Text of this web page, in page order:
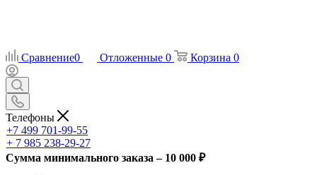
Сравнение0 Отложенные 0 Корзина 0
Телефоны
+7 499 701-99-55
+ 7 985 238-29-27
Сумма минимального заказа – 10 000 ₽